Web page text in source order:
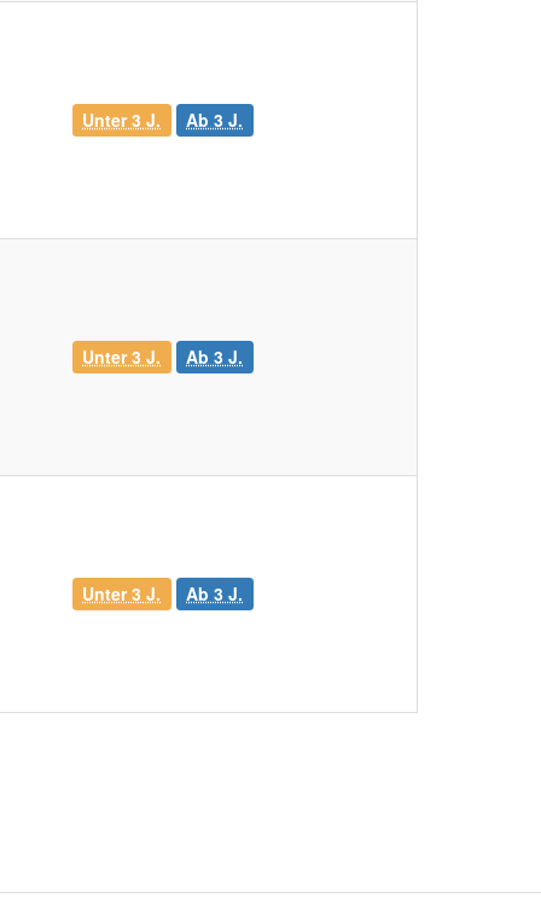
Unter 3 J. Ab 3 J.
Unter 3 J. Ab 3 J.
Unter 3 J. Ab 3 J.